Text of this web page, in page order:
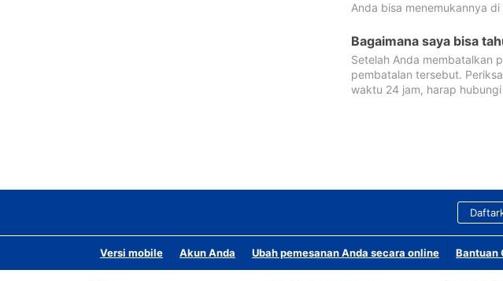
Anda bisa menemukannya
Bagaimana saya bisa
Setelah Anda membatalkan
pembatalan tersebut.
waktu 24 jam, harap
Versi mobile Akun Anda Ubah pemesanan Anda secara online Bantuan